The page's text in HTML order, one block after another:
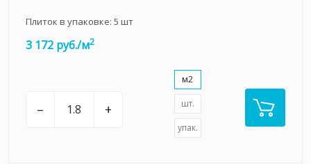
Плиток в упаковке: 5 шт
3 172 руб./м2
– +
м2
шт.
упак.